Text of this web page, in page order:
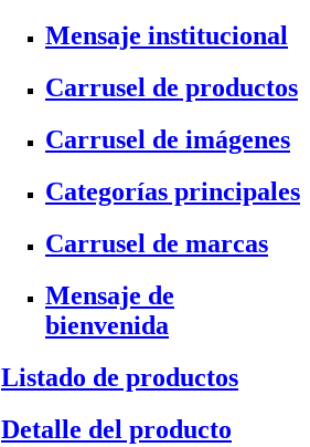
Mensaje institucional
Carrusel de productos
Carrusel de imágenes
Categorías principales
Carrusel de marcas
Mensaje de
bienvenida
Listado de productos
Detalle del producto